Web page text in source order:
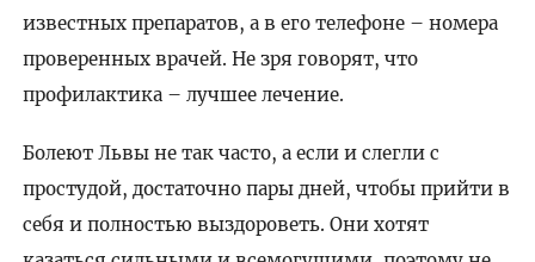
известных препаратов, а в его телефоне – номера
проверенных врачей. Не зря говорят, что
профилактика – лучшее лечение.
Болеют Львы не так часто, а если и слегли с
простудой, достаточно пары дней, чтобы прийти в
себя и полностью выздороветь. Они хотят